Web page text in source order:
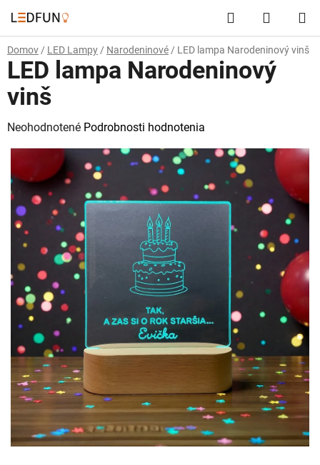
na
obsah
Hľadať
KOŠÍK
Domov / LED Lampy / Narodeninové / LED lampa Narodeninový vinš
LED lampa Narodeninový
vinš
Priemerné
hodnotenie
je
0,0
hviezdičiek.
Neohodnotené Podrobnosti hodnotenia